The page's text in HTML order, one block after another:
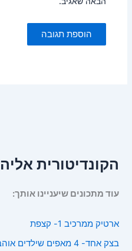
הקונדיטורית אליה
עוד מתכונים שיעניינו אותך:
ארטיק ממרכיב 1- קצפת
בצק אחד- 4 מאפים שילדים אוהבים לארוחת ערב